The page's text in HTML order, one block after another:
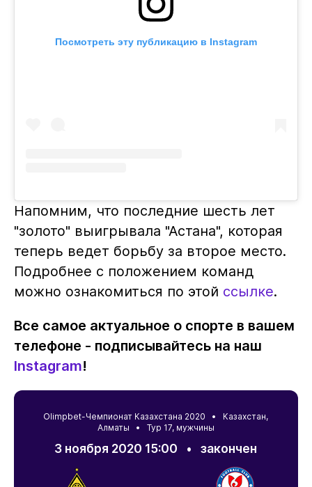
Посмотреть эту публикацию в Instagram
Напомним, что последние шесть лет
"золото" выигрывала "Астана", которая
теперь ведет борьбу за второе место.
Подробнее с положением команд
можно ознакомиться по этой ссылке.
Все самое актуальное о спорте в вашем
телефоне - подписывайтесь на наш
Instagram!
Olimpbet-Чемпионат Казахстана 2020 • Казахстан,
Алматы • Тур 17, мужчины
3 ноября 2020 15:00 •закончен